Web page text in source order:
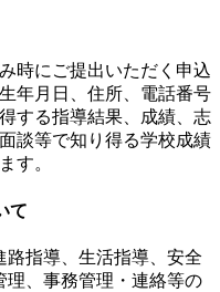
時にご提出いただく申込
年月日、住所、電話番号
する指導結果、成績、志
談等で知り得る学校成績
す。
て
指導、生活指導、安全
理、事務管理・連絡等の